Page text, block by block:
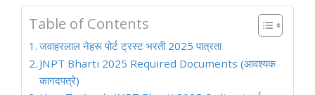
Table of Contents
जवाहरलाल नेहरू पोर्ट ट्रस्ट भरती 2025 पात्रता
JNPT Bharti 2025 Required Documents (आवश्यक
कागदपत्रे)